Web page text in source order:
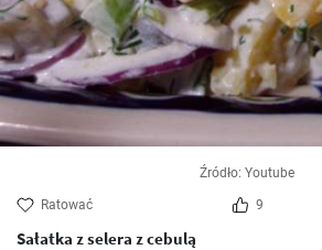
Źródło: Youtube
Ratować 9
Sałatka z selera z cebulą